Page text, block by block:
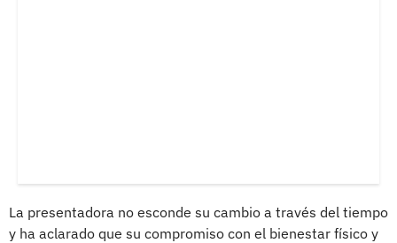
La presentadora no esconde su cambio a través del tiempo
y ha aclarado que su compromiso con el bienestar físico y